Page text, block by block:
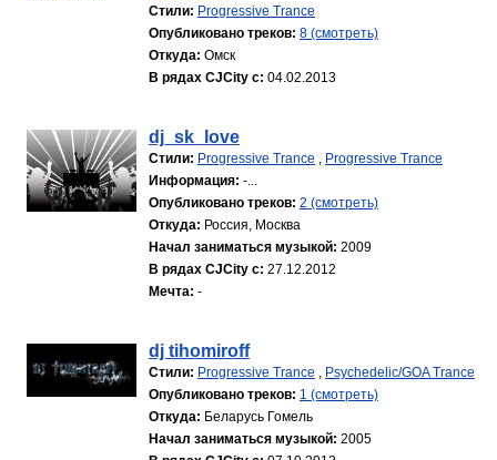
Стили: Progressive Trance
Опубликовано треков: 8 (смотреть)
Откуда: Омск
В рядах CJCity с: 04.02.2013
dj_sk_love
Стили: Progressive Trance , Progressive Trance
Информация: -...
Опубликовано треков: 2 (смотреть)
Откуда: Россия, Москва
Начал заниматься музыкой: 2009
В рядах CJCity с: 27.12.2012
Мечта: -
dj tihomiroff
Стили: Progressive Trance , Psychedelic/GOA Trance
Опубликовано треков: 1 (смотреть)
Откуда: Беларусь Гомель
Начал заниматься музыкой: 2005